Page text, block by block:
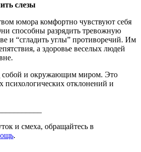
слезы
юмора комфортно чувствуют себя
способны разрядить тревожную
и “сгладить углы” противоречий. Им
а здоровье веселых людей
собой и окружающим миром. Это
психологических отклонений и
и смеха, обращайтесь в
.